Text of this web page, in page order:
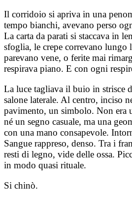
Il corridoio si apriva in una
tempo bianchi, avevano perso
La carta da parati si staccava in
sfoglia, le crepe correvano lungo
parevano vene, o ferite mai
respirava piano. E con ogni
La luce tagliava il buio in strisce
salone laterale. Al centro, inciso
pavimento, un simbolo. Non era
né un segno casuale, ma una
con una mano consapevole.
Sangue rappreso, denso. Tra i
resti di legno, vide delle ossa.
in modo quasi rituale.
Si chinò.